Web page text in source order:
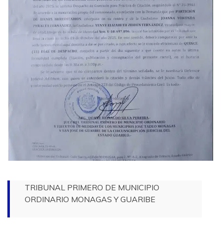
TRIBUNAL PRIMERO DE MUNICIPIO
ORDINARIO MONAGAS Y GUARIBE